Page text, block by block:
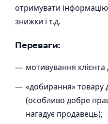
отримувати інформацію
знижки і т.д.
Переваги:
мотивування
«добирання» товару
(особливо добре
нагадує продавець);